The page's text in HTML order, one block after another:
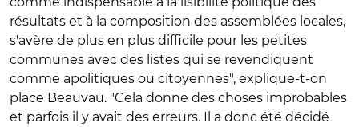
résultats et à la composition des assemblées locales,
s'avère de plus en plus difficile pour les petites
communes avec des listes qui se revendiquent
comme apolitiques ou citoyennes", explique-t-on
place Beauvau. "Cela donne des choses improbables
et parfois il y avait des erreurs. Il a donc été décidé